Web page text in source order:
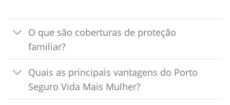
O que são coberturas de proteção
familiar?
Quais as principais vantagens do Porto
Seguro Vida Mais Mulher?